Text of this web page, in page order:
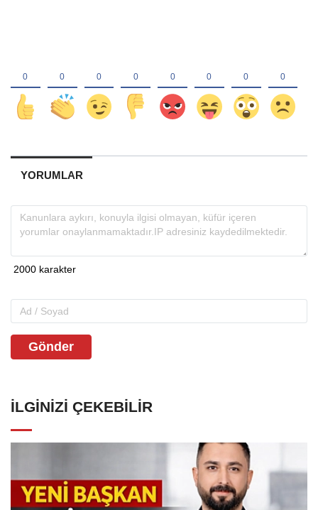
YORUMLAR
Gönder
İLGINIZI ÇEKEBILIR